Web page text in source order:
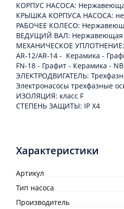
КОРПУС НАСОСА:
КРЫШКА КОРПУСА НАСОСА:
РАБОЧЕЕ КОЛЕСО:
ВЕДУЩИЙ ВАЛ: Нержавеющая
МЕХАНИЧЕСКОЕ УПЛОТНЕНИЕ:
AR-12/AR-14 - Керамика -
FN-18 - Графит - Керамика -
ЭЛЕКТРОДВИГАТЕЛЬ:
Электронасосы трехфазные
ИЗОЛЯЦИЯ: класс F
СТЕПЕНЬ ЗАЩИТЫ: IP X4
Характеристики
Артикул
Тип насоса
Производитель